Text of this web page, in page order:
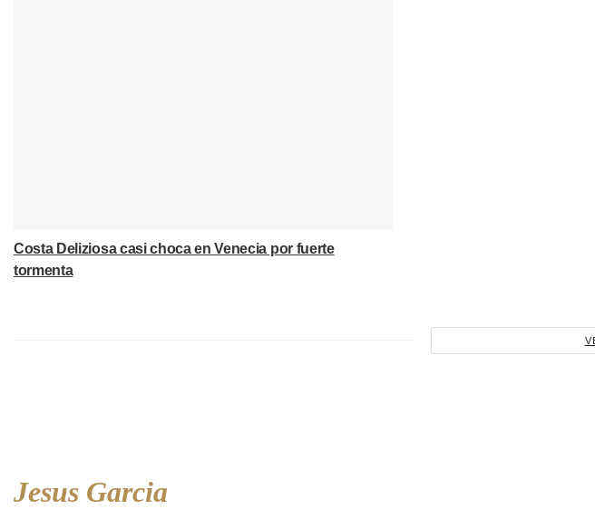
Costa Deliziosa casi choca en Venecia por fuerte
tormenta
Jesus Garcia